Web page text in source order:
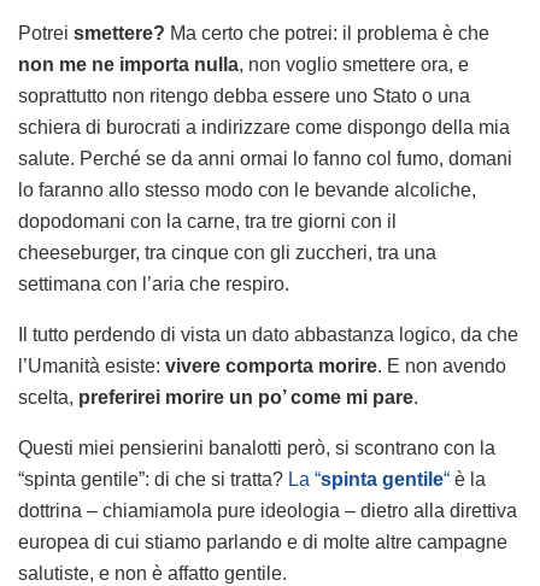
Potrei smettere? Ma certo che potrei: il problema è che
non me ne importa nulla, non voglio smettere ora, e
soprattutto non ritengo debba essere uno Stato o una
schiera di burocrati a indirizzare come dispongo della mia
salute. Perché se da anni ormai lo fanno col fumo, domani
lo faranno allo stesso modo con le bevande alcoliche,
dopodomani con la carne, tra tre giorni con il
cheeseburger, tra cinque con gli zuccheri, tra una
settimana con l’aria che respiro.
Il tutto perdendo di vista un dato abbastanza logico, da che
l’Umanità esiste: vivere comporta morire. E non avendo
scelta, preferirei morire un po’ come mi pare.
Questi miei pensierini banalotti però, si scontrano con la
“spinta gentile”: di che si tratta? La “spinta gentile“ è la
dottrina – chiamiamola pure ideologia – dietro alla direttiva
europea di cui stiamo parlando e di molte altre campagne
salutiste, e non è affatto gentile.